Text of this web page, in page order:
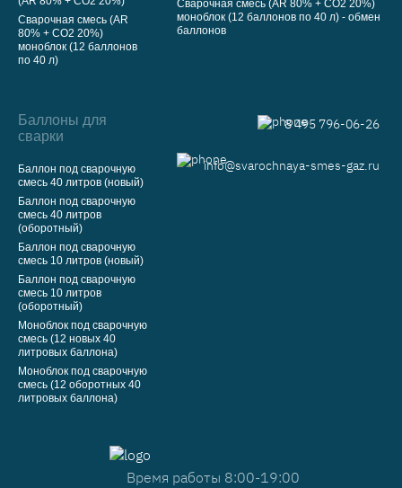
Сварочная смесь (AR
80% + CO2 20%)
моноблок (12 баллонов
по 40 л)
Сварочная смесь (AR 80% + CO2 20%)
моноблок (12 баллонов по 40 л) - обмен
баллонов
Баллоны для
сварки
Баллон под сварочную
смесь 40 литров (новый)
Баллон под сварочную
смесь 40 литров
(оборотный)
Баллон под сварочную
смесь 10 литров (новый)
Баллон под сварочную
смесь 10 литров
(оборотный)
Моноблок под сварочную
смесь (12 новых 40
литровых баллона)
Моноблок под сварочную
смесь (12 оборотных 40
литровых баллона)
8 495 796-06-26
info@svarochnaya-smes-gaz.ru
Время работы 8:00-19:00